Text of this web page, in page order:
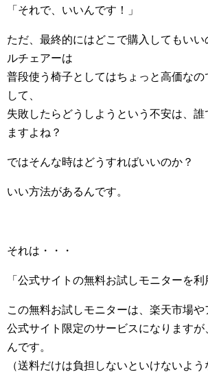
「それで、いいんです！」
ただ、最終的にはどこで購入してもい
ルチェアーは
普段使う椅子としてはちょっと高価なの
して、
失敗したらどうしようという不安は、
ますよね？
ではそんな時はどうすればいいのか？
いい方法があるんです。
それは・・・
「公式サイトの無料お試しモニターを利
この無料お試しモニターは、楽天市場や
公式サイト限定のサービスになりますが
んです。
（送料だけは負担しないといけないよ